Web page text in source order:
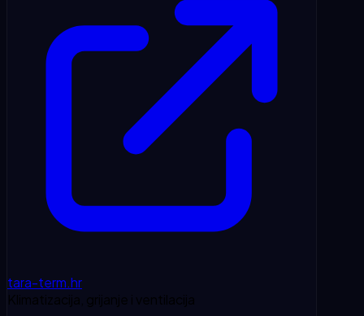
tara-term.hr
Klimatizacija, grijanje i ventilacija